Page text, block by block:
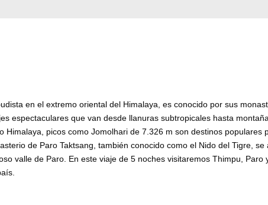
en el extremo oriental del Himalaya, es conocido por sus
espectaculares que van desde llanuras subtropicales hasta
Himalaya, picos como Jomolhari de 7.326 m son destinos populares
de Paro Taktsang, también conocido como el Nido del Tigre, se
valle de Paro. En este viaje de 5 noches visitaremos Thimpu, Paro